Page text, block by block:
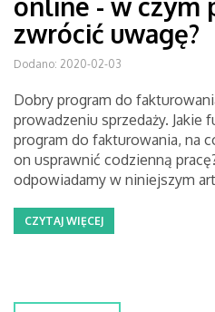
zwrócić uwagę?
Dodano: 2020-02-03
Dobry program do
prowadzeniu sprzedaży. Jakie
program do fakturowania, na
on usprawnić codzienną
odpowiadamy w niniejszym
CZYTAJ WIĘCEJ